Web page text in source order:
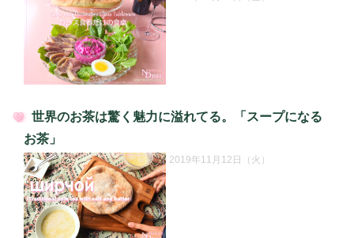
投
稿
日:
世界のお茶は驚く魅力に溢れてる。「スープになる
お茶」
2019年11月12日（火）